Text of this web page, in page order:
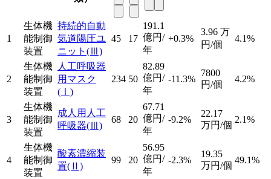
1
生体機
能制御
装置
持続的自動
気道陽圧ユ
ニット (Ⅲ)
45 17
191.1
億円/
年
+0.3%
3.96 万
円/個
4.1%
2
生体機
能制御
装置
人工呼吸器
用マスク
(Ⅰ)
234 50
82.89
億円/
年
-11.3%
7800
円/個
4.2%
3
生体機
能制御
装置
成人用人工
呼吸器(Ⅲ)
68 20
67.71
億円/
年
-9.2%
22.17
万円/個
2.1%
4
生体機
能制御
装置
酸素濃縮装
置(Ⅱ)
99 20
56.95
億円/
年
-2.3%
19.35
万円/個
49.1%